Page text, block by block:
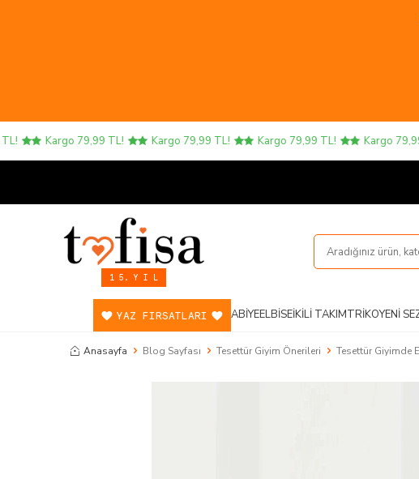
Kargo 79,99 TL! Kargo 79,99 TL! Kargo 79,99 TL! Kargo 79,99 TL!
1 5. Y I L
YAZ FIRSATLARI ABIYEELBISEİKILI TAKIMTRIKOYENI
Anasayfa Blog Sayfası Tesettür Giyim Önerileri Tesettür Giyimde